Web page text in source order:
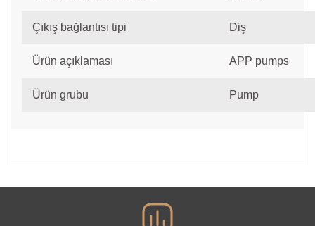
Çıkış bağlantısı tipi Diş
Ürün açıklaması APP pumps
Ürün grubu Pump
Yorum Yaz
Görüş ve önerileriniz için teşekkür ederiz.